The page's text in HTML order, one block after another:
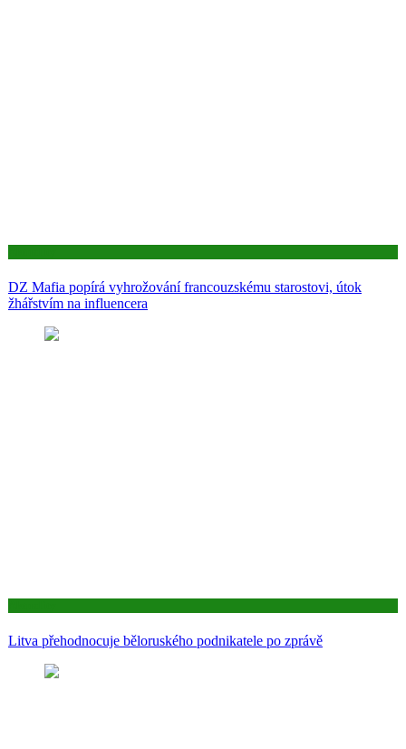
DZ Mafia popírá vyhrožování francouzskému starostovi, útok
žhářstvím na influencera
Litva přehodnocuje běloruského podnikatele po zprávě